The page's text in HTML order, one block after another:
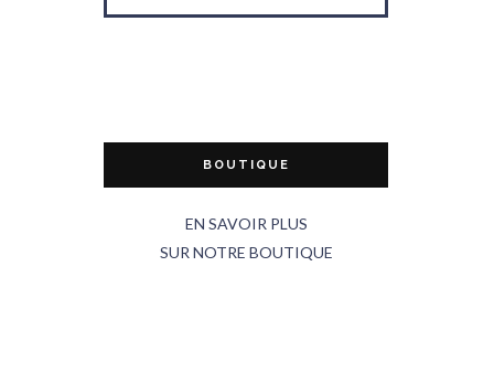
BOUTIQUE
EN SAVOIR PLUS
SUR NOTRE BOUTIQUE